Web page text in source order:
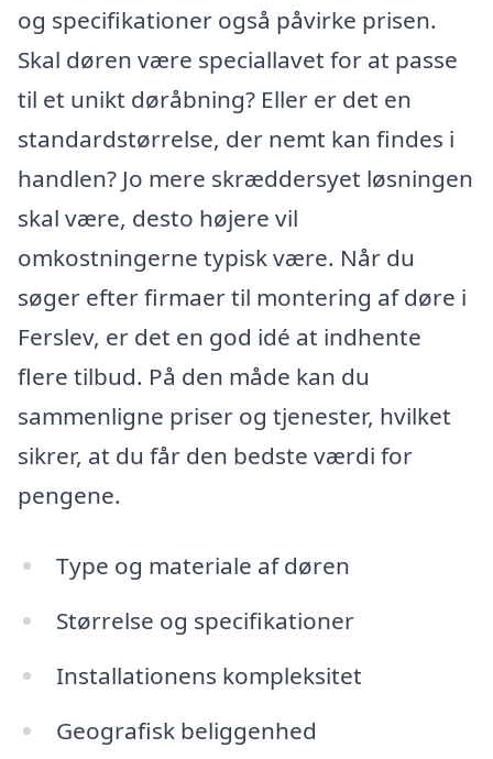
og specifikationer også påvirke prisen.
Skal døren være speciallavet for at passe
til et unikt døråbning? Eller er det en
standardstørrelse, der nemt kan findes i
handlen? Jo mere skræddersyet løsningen
skal være, desto højere vil
omkostningerne typisk være. Når du
søger efter firmaer til montering af døre i
Ferslev, er det en god idé at indhente
flere tilbud. På den måde kan du
sammenligne priser og tjenester, hvilket
sikrer, at du får den bedste værdi for
pengene.
Type og materiale af døren
Størrelse og specifikationer
Installationens kompleksitet
Geografisk beliggenhed